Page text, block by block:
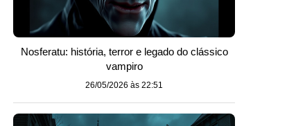
Nosferatu: história, terror e legado do clássico
vampiro
26/05/2026 às 22:51